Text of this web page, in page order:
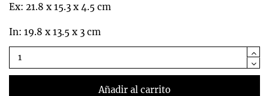
Ex: 21.8 x 15.3 x 4.5 cm
In: 19.8 x 13.5 x 3 cm
Añadir al carrito